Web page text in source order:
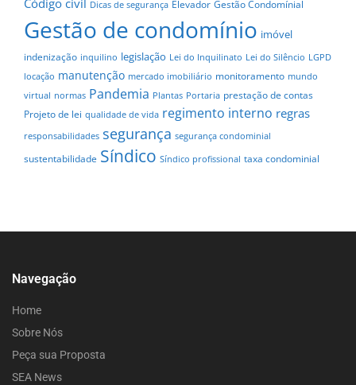
Código civil Dicas de segurança Elevador Gestão Condomínial
Gestão de condomínio imóvel
indenização inquilino legislação Lei do Inquilinato Lei do Silêncio LGPD
locação manutenção mercado imobiliário monitoramento mundo
virtual normas Pandemia Plantas Portaria prestação de contas
Projeto de lei qualidade de vida regimento interno regras
responsabilidades segurança segurança condominial
sustentabilidade Síndico Síndico profissional taxa condominial
Navegação
Home
Sobre Nós
Peça sua Proposta
SEA News